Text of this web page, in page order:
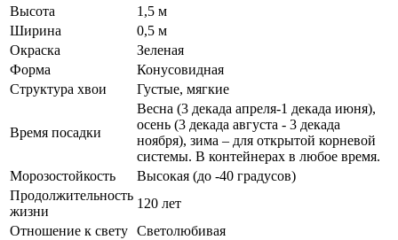
Высота
1,5 м
Ширина
0,5 м
Окраска
Зеленая
Форма
Конусовидная
Структура хвои
Густые, мягкие
Время посадки
Весна (3 декада апреля-1 декада июня),
осень (3 декада августа - 3 декада
ноября), зима – для открытой корневой
системы. В контейнерах в любое время.
Морозостойкость
Высокая (до -40 градусов)
Продолжительность
жизни
120 лет
Отношение к свету Светолюбивая